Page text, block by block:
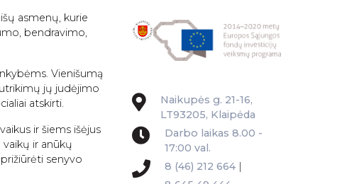
asmenų, kurie
bendravimo,
Vienišumą
jų judėjimo
atskirti.
ir šiems išėjus
vaikų ir anūkų
senyvo
Naikupės g. 21-16,
LT93205, Klaipėda
Darbo laikas 8.00 -
17:00 val.
8 (46) 212 664 |